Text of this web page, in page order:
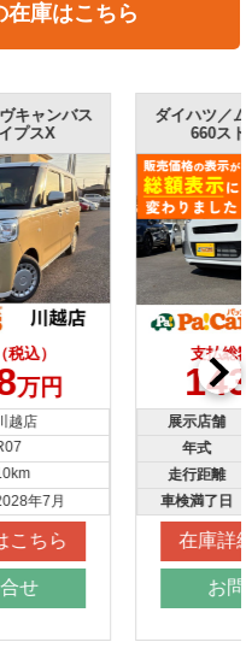
在庫はこちら
ダイハツ／ムーヴキャンバス
660ストライプスX
支払総額 （税込）
143.8
展示店舗
所沢新座店
走行距離
車検満了日
2029年1月
在庫詳細はこちら